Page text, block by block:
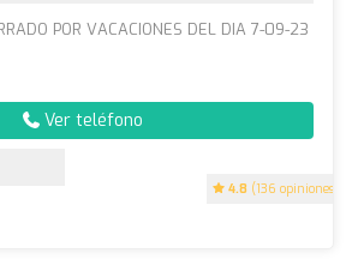
4.8 (136 opiniones)
POR VACACIONES DEL DIA 7-09-23
Ver teléfono